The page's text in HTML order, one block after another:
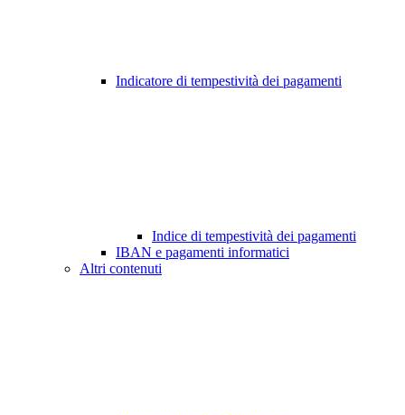
Indicatore di tempestività dei pagamenti
Indice di tempestività dei pagamenti
IBAN e pagamenti informatici
Altri contenuti